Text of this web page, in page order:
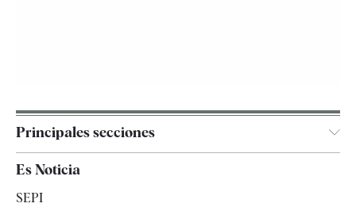
Principales secciones
España
Es Noticia
SEPI